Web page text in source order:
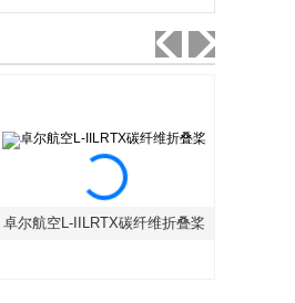
卓尔航空L-IILRTX碳纤维折叠桨